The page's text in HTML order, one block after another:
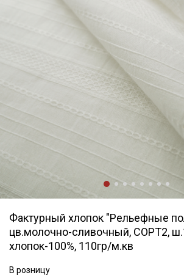
Фактурный хлопок "Рельефные
цв.молочно-сливочный, СОРТ2,
хлопок-100%, 110гр/м.кв
В розницу